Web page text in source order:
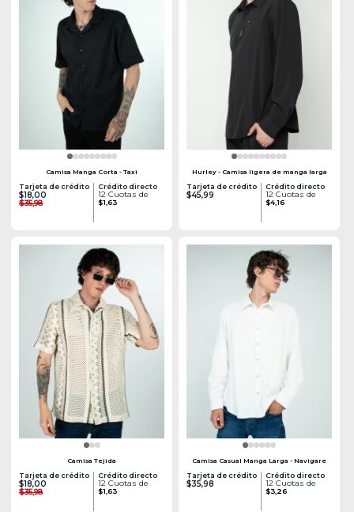
Camisa Manga Corta - Taxi
Tarjeta de crédito
$18,00
$35,98
Crédito directo
12 Cuotas de
$1,63
Hurley - Camisa ligera de manga larga
Tarjeta de crédito
$45,99
Crédito directo
12 Cuotas de
$4,16
Camisa Tejida
Tarjeta de crédito
$18,00
$35,98
Crédito directo
12 Cuotas de
$1,63
Camisa Casual Manga Larga - Navigare
Tarjeta de crédito
$35,98
Crédito directo
12 Cuotas de
$3,26